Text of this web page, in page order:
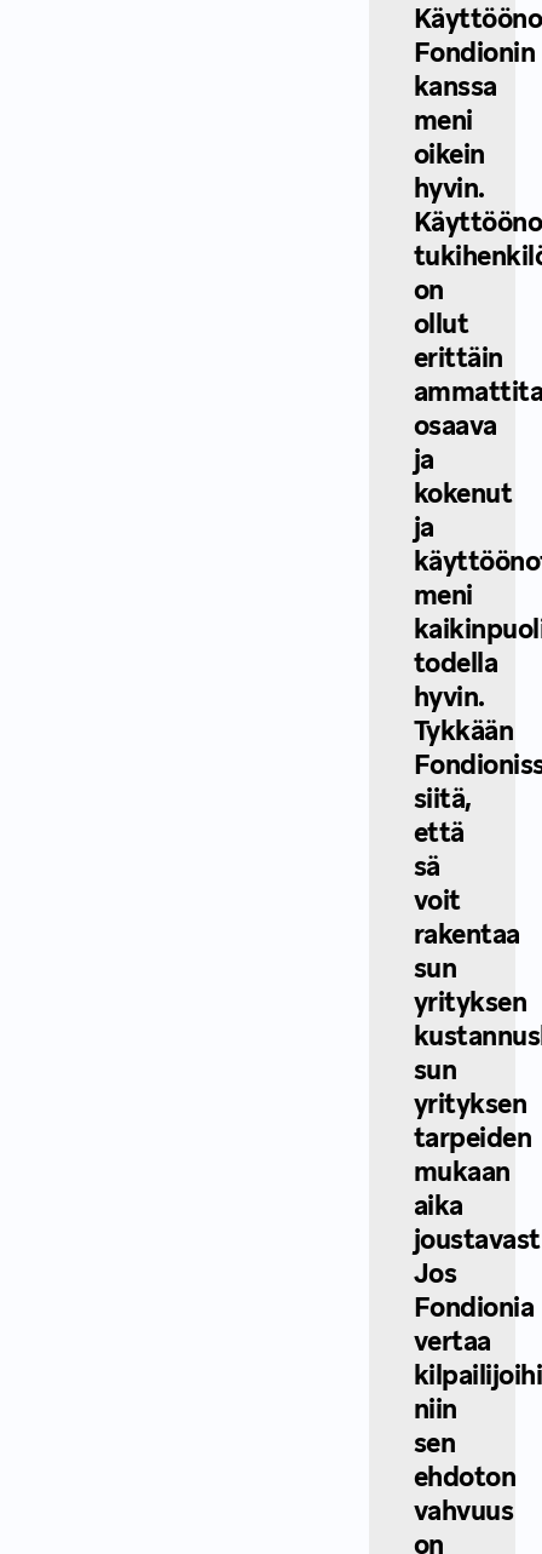
Fondionin
kanssa
meni
oikein
hyvin.
on
ollut
erittäin
osaava
ja
kokenut
ja
meni
todella
hyvin.
Tykkään
siitä,
että
sä
voit
rakentaa
sun
yrityksen
sun
yrityksen
tarpeiden
mukaan
aika
Jos
Fondionia
vertaa
niin
sen
ehdoton
vahvuus
on